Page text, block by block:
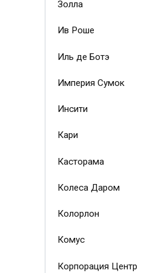
Золла
Ив Роше
Иль де Ботэ
Империя Сумок
Инсити
Кари
Касторама
Колеса Даром
Колорлон
Комус
Корпорация Центр